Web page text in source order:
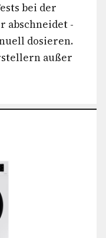
bei der
abschneidet -
dosieren.
außer